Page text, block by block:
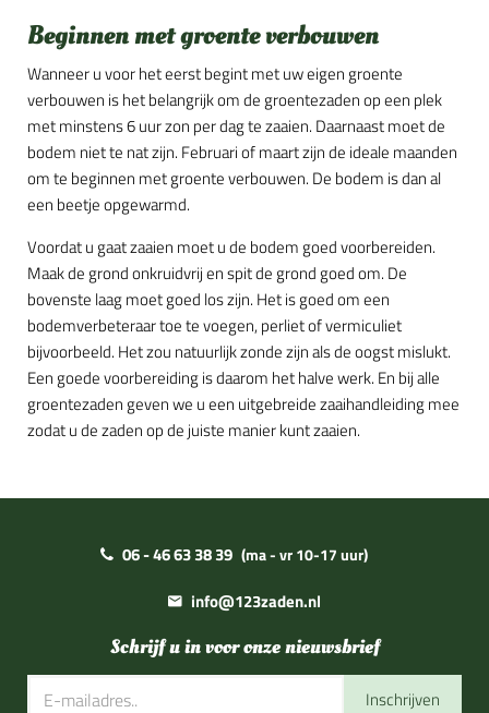
Beginnen met groente verbouwen
Wanneer u voor het eerst begint met uw eigen groente
verbouwen is het belangrijk om de groentezaden op een plek
met minstens 6 uur zon per dag te zaaien. Daarnaast moet de
bodem niet te nat zijn. Februari of maart zijn de ideale maanden
om te beginnen met groente verbouwen. De bodem is dan al
een beetje opgewarmd.
Voordat u gaat zaaien moet u de bodem goed voorbereiden.
Maak de grond onkruidvrij en spit de grond goed om. De
bovenste laag moet goed los zijn. Het is goed om een
bodemverbeteraar toe te voegen, perliet of vermiculiet
bijvoorbeeld. Het zou natuurlijk zonde zijn als de oogst mislukt.
Een goede voorbereiding is daarom het halve werk. En bij alle
groentezaden geven we u een uitgebreide zaaihandleiding mee
zodat u de zaden op de juiste manier kunt zaaien.
06 - 46 63 38 39 (ma - vr 10-17 uur)
info@123zaden.nl
Schrijf u in voor onze nieuwsbrief
Inschrijven